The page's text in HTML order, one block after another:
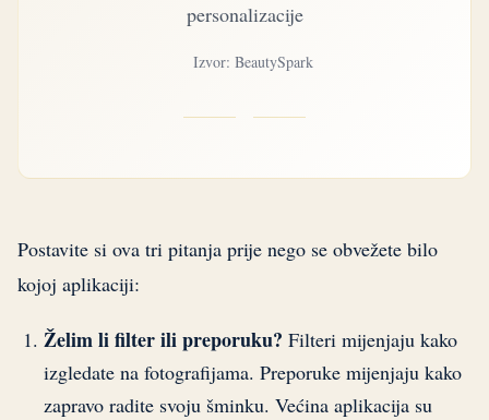
personalizacije
Izvor: BeautySpark
Postavite si ova tri pitanja prije nego se obvežete bilo
kojoj aplikaciji:
Želim li filter ili preporuku? Filteri mijenjaju kako
izgledate na fotografijama. Preporuke mijenjaju kako
zapravo radite svoju šminku. Većina aplikacija su